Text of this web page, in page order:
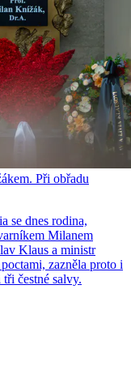
Při obřadu
se dnes rodina,
Milanem
Klaus a ministr
zazněla proto i
čestné salvy.